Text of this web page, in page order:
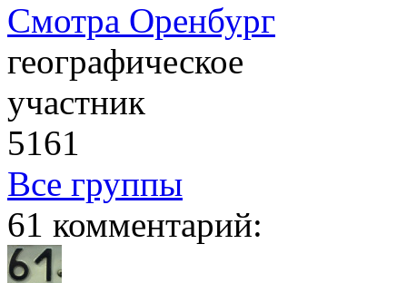
Смотра Оренбург
географическое
участник
5161
Все группы
61 комментарий: